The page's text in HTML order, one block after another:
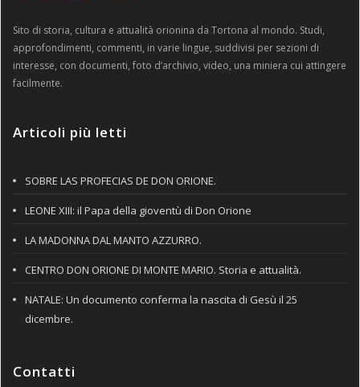
Sito di storia, cultura e attualità orionina da Tortona al mondo. Studi,
approfondimenti, commenti, in varie lingue, suddivisi per sezioni di
interesse, con documenti, foto d’archivio, video, una miniera cui attingere
facilmente.
Articoli più letti
SOBRE LAS PROFECIAS DE DON ORIONE.
LEONE XIII: il Papa della gioventù di Don Orione
LA MADONNA DAL MANTO AZZURRO.
CENTRO DON ORIONE DI MONTE MARIO. Storia e attualità.
NATALE: Un documento conferma la nascita di Gesù il 25
dicembre.
Contatti